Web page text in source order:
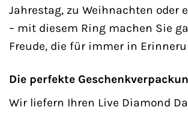
Jahrestag, zu Weihnachten oder
– mit diesem Ring machen Sie
Freude, die für immer in
Die perfekte
Wir liefern Ihren Live Diamond